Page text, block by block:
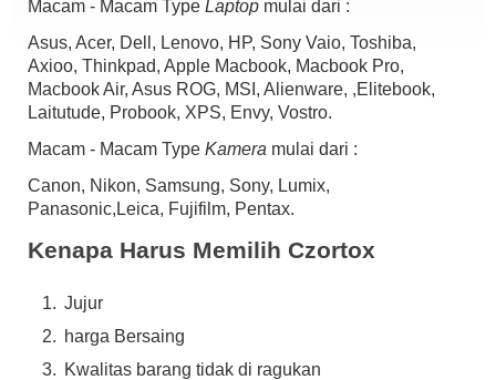
hargaAlhamdulillah SOLD,.,Siapa cepat dy dapat,.
IG : czortox
fast response W.A 0898 ~ 9838 ~ 632 or Telp 081230401855
COD Kebraon Indah Asri Perum Ramada No 26 ( Samping SMP
Negri 24 ) Surabaya
Macam - Macam Type Laptop mulai dari :
Asus, Acer, Dell, Lenovo, HP, Sony Vaio, Toshiba,
Axioo, Thinkpad, Apple Macbook, Macbook Pro,
Macbook Air, Asus ROG, MSI, Alienware, ,Elitebook,
Laitutude, Probook, XPS, Envy, Vostro.
Macam - Macam Type Kamera mulai dari :
Canon, Nikon, Samsung, Sony, Lumix,
Panasonic,Leica, Fujifilm, Pentax.
Kenapa Harus Memilih Czortox
Jujur
harga Bersaing
Kwalitas barang tidak di ragukan